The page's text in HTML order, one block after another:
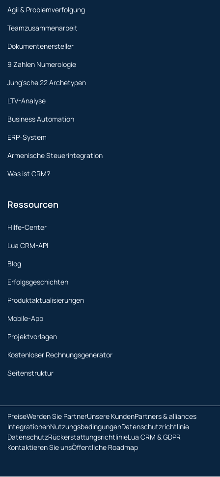
Agil & Problemverfolgung
Teamzusammenarbeit
Dokumentenersteller
9 Zahlen Numerologie
Jung'sche 22 Archetypen
LTV-Analyse
Business Automation
ERP-System
Armenische Steuerintegration
Was ist CRM?
Ressourcen
Hilfe-Center
Lua CRM-API
Blog
Erfolgsgeschichten
Produktaktualisierungen
Mobile-App
Projektvorlagen
Kostenloser Rechnungsgenerator
Seitenstruktur
PreiseWerden Sie PartnerUnsere KundenPartners & alliances
IntegrationenNutzungsbedingungenDatenschutzrichtlinie
DatenschutzRückerstattungsrichtlinieLua CRM & GDPR
Kontaktieren Sie unsÖffentliche Roadmap